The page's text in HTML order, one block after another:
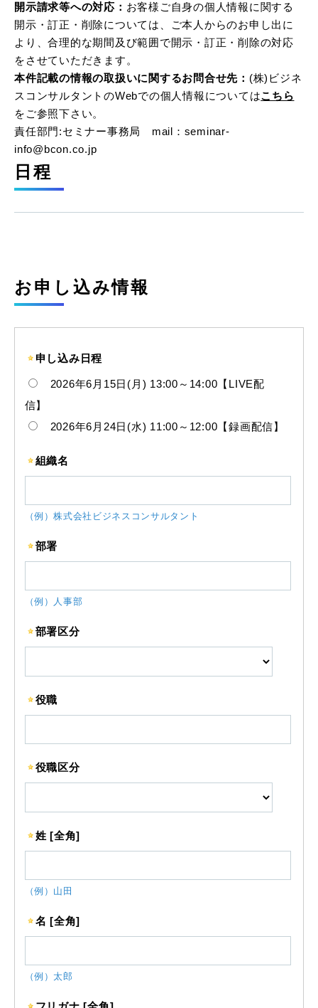
開示請求等への対応： お客様ご自身の個人情報に関する
開示・訂正・削除については、ご本人からのお申し出に
より、合理的な期間及び範囲で開示・訂正・削除の対応
をさせていただきます。
本件記載の情報の取扱いに関するお問合せ先： (株)ビジネ
スコンサルタントのWebでの個人情報についてはこちら
をご参照下さい。
責任部門:セミナー事務局 mail：seminar-
info@bcon.co.jp
日程
お申し込み情報